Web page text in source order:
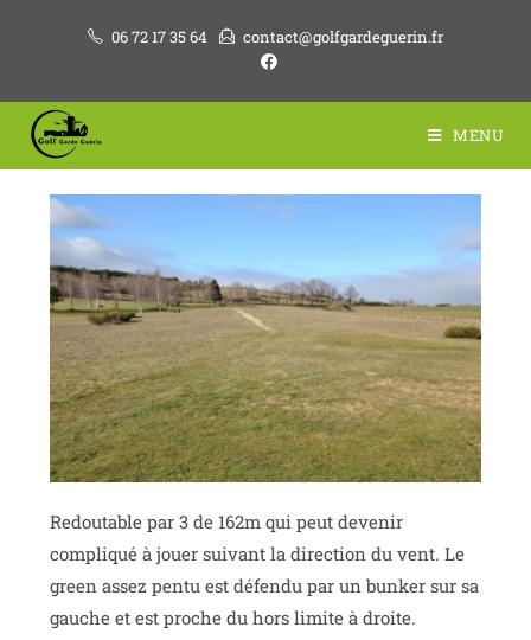
06 72 17 35 64 contact@golfgardeguerin.fr
MENU
Redoutable par 3 de 162m qui peut devenir
compliqué à jouer suivant la direction du vent. Le
green assez pentu est défendu par un bunker sur sa
gauche et est proche du hors limite à droite.